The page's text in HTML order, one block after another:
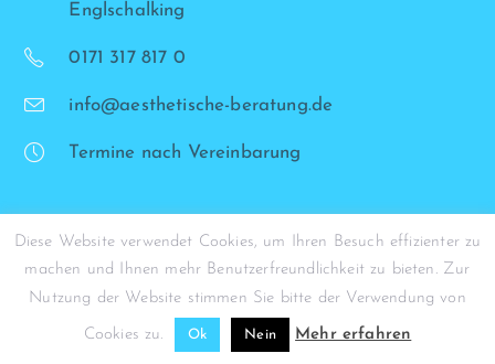
Englschalking
0171 317 817 0
info@aesthetische-beratung.de
Termine nach Vereinbarung
© Simona Stohrer - 2026
Diese Website verwendet Cookies, um Ihren Besuch effizienter zu
machen und Ihnen mehr Benutzerfreundlichkeit zu bieten. Zur
Nutzung der Website stimmen Sie bitte der Verwendung von
Cookies zu. Ok Nein Mehr erfahren